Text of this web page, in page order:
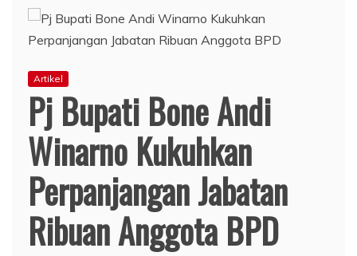
Artikel
Pj Bupati Bone Andi
Winarno Kukuhkan
Perpanjangan Jabatan
Ribuan Anggota BPD